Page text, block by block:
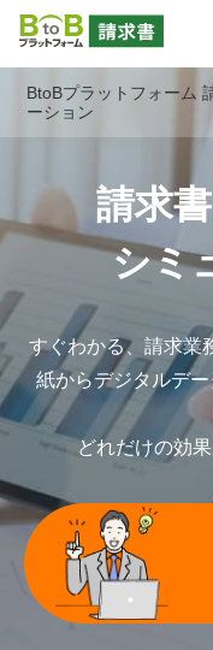
BtoBプラットフォーム
ーション
請求
シミ
すぐわかる、請求業
紙からデジタルデ
どれだけの効